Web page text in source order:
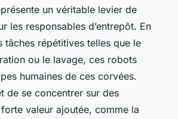
un véritable levier de
les responsables d’entrepôt. En
tâches répétitives telles que le
ou le lavage, ces robots
humaines de ces corvées.
de se concentrer sur des
valeur ajoutée, comme la